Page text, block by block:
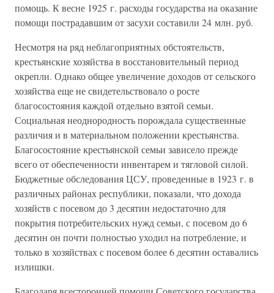
помощь. К весне 1925 г. расходы государства на оказание
помощи пострадавшим от засухи составили 24 млн. руб.
Несмотря на ряд неблагоприятных обстоятельств,
крестьянские хозяйства в восстановительный период
окрепли. Однако общее увеличение доходов от сельского
хозяйства еще не свидетельствовало о росте
благосостояния каждой отдельно взятой семьи.
Социальная неоднородность порождала существенные
различия и в материальном положении крестьянства.
Благосостояние крестьянской семьи зависело прежде
всего от обеспеченности инвентарем и тягловой силой.
Бюджетные обследования ЦСУ, проведенные в 1923 г. в
различных районах республики, показали, что дохода
хозяйств с посевом до 3 десятин недостаточно для
покрытия потребительских нужд семьи, с посевом до 6
десятин он почти полностью уходил на потребление, и
только в хозяйствах с посевом более 6 десятин оставались
излишки.